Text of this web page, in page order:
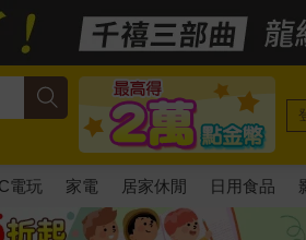
電玩 家電 居家休閒 日用食品